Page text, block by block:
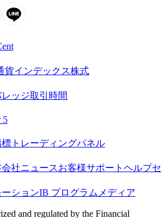
貨インデックス株式
ッジ取引時間
5
標 トレーディングパネル
会社ニュースお客様サポート ヘルプセ
ションIB プログラム メディア
and regulated by the Financial